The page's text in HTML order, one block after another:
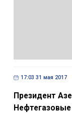
17:03 31 мая 2017
Президент